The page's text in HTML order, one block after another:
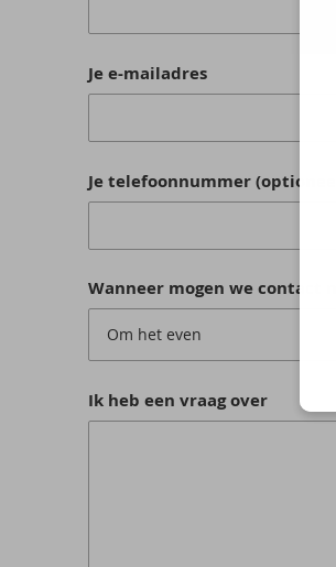
Je e-mailadres
Je telefoonnummer (optioneel)
Wanneer mogen we contact
Om het even
Ik heb een vraag over